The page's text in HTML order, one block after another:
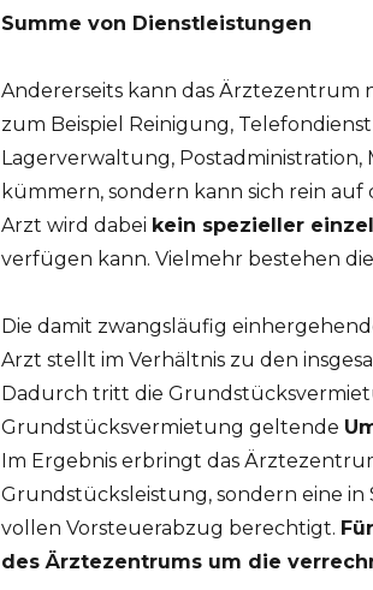
Summe von Dienstleistungen
Andererseits kann das Ärztezentrum
zum Beispiel Reinigung,
Lagerverwaltung, Postadministration,
kümmern, sondern kann sich rein
Arzt wird dabei kein spezieller
verfügen kann. Vielmehr bestehen
Die damit zwangsläufig
Arzt stellt im Verhältnis zu den
Dadurch tritt die
Grundstücksvermietung geltende
Im Ergebnis erbringt das
Grundstücksleistung, sondern eine
vollen Vorsteuerabzug berechtigt.
des Ärztezentrums um die